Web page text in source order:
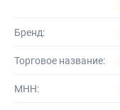
Бренд:
Торговое название:
МНН: